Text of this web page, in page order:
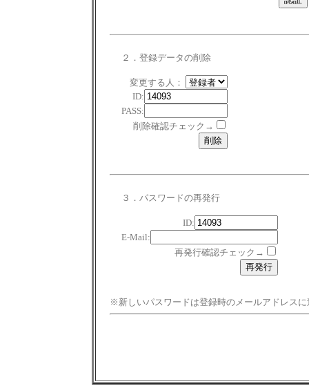
２．登録データの削除
変更する人：
ID:
PASS:
削除確認チェック→
３．パスワードの再発行
ID:
E-Mail:
再発行確認チェック→
※新しいパスワードは登録時のメールアドレスに